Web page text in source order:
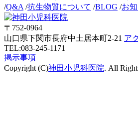
/Q&A /抗生物質について /BLOG /お
〒752-0964
山口県下関市長府中土居本町2-21 ア
TEL:083-245-1171
掲示事項
Copyright (C)神田小児科医院. All